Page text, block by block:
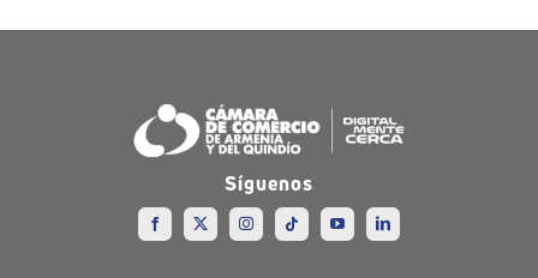
Síguenos